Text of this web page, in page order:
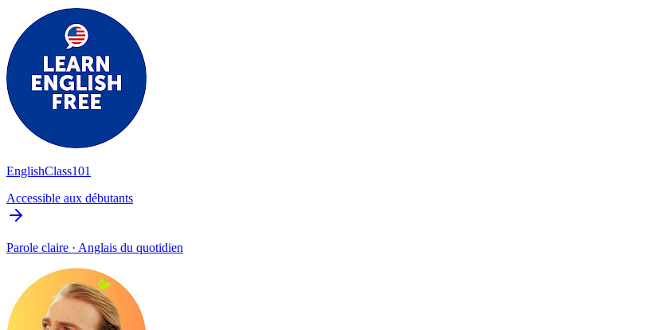
EnglishClass101
Accessible aux débutants
Parole claire · Anglais du quotidien